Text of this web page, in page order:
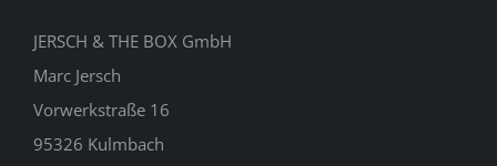
JERSCH & THE BOX GmbH
Marc Jersch
Vorwerkstraße 16
95326 Kulmbach